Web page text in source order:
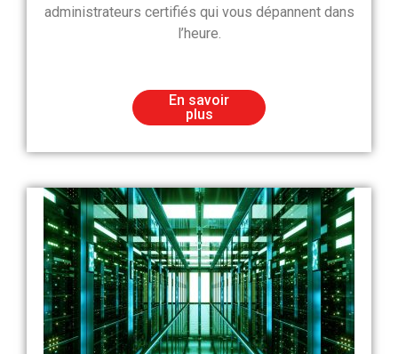
administrateurs certifiés qui vous dépannent dans
l’heure.
En savoir
plus